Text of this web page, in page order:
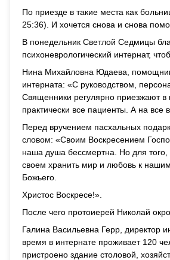
По приезде в такие места как
25:36). И хочется снова и снова
В понедельник Светлой Седмицы
психоневрологический интернат,
Нина Михайловна Юдаева, помощник
интерната: «С руководством,
Священники регулярно приезжают в
практически все пациенты. А на
Перед вручением пасхальных
словом: «Своим Воскресением
наша душа бессмертна. Но для
своем хранить мир и любовь к
Божьего.
Христос Воскресе!».
После чего протоиерей Николай
Галина Васильевна Герр, директор
время в интернате проживает 120
пристроено здание столовой,